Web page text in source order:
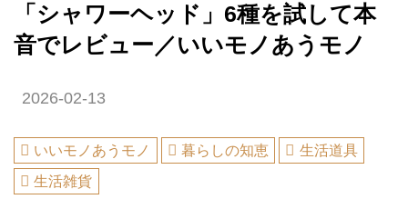
「シャワーヘッド」6種を試して本
音でレビュー／いいモノあうモノ
2026-02-13
いいモノあうモノ 暮らしの知恵
生活道具
生活雑貨